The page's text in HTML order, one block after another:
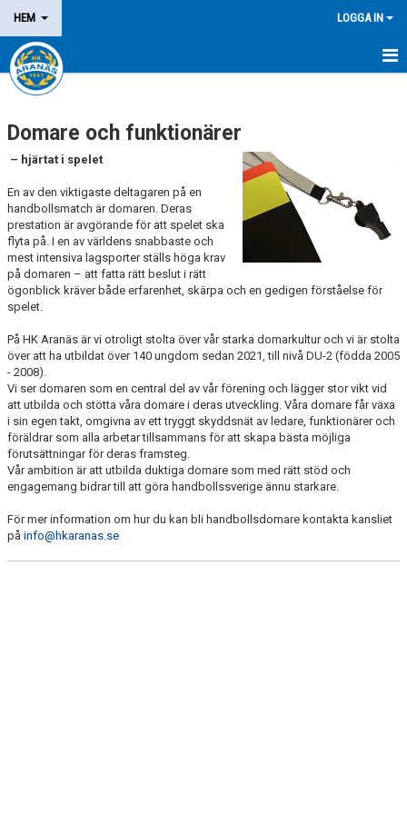
HEM LOGGA IN
NYHETER
OM KLUBBEN
LEDARE
DOMARE/FUNKTIONÄR
DOMARE
FUNKTIONÄR
OM ELEKTRONISKT MATCHPROTOKOLL (EMP)
DOMARTECKEN
SPELREGLER (SHF)
KALENDER
MATCHER
Domare och funktionärer
– hjärtat i spelet
En av den viktigaste deltagaren på en
handbollsmatch är domaren. Deras
prestation är avgörande för att spelet ska
flyta på. I en av världens snabbaste och
mest intensiva lagsporter ställs höga krav
på domaren – att fatta rätt beslut i rätt
ögonblick kräver både erfarenhet, skärpa och en gedigen förståelse för
spelet.
På HK Aranäs är vi otroligt stolta över vår starka domarkultur och vi är stolta
över att ha utbildat över 140 ungdom sedan 2021, till nivå DU-2 (födda 2005
- 2008).
Vi ser domaren som en central del av vår förening och lägger stor vikt vid
att utbilda och stötta våra domare i deras utveckling. Våra domare får växa
i sin egen takt, omgivna av ett tryggt skyddsnät av ledare, funktionärer och
föräldrar som alla arbetar tillsammans för att skapa bästa möjliga
förutsättningar för deras framsteg.
Vår ambition är att utbilda duktiga domare som med rätt stöd och
engagemang bidrar till att göra handbollssverige ännu starkare.
För mer information om hur du kan bli handbollsdomare kontakta kansliet
på info@hkaranas.se